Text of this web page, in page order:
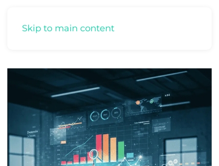
Skip to main content